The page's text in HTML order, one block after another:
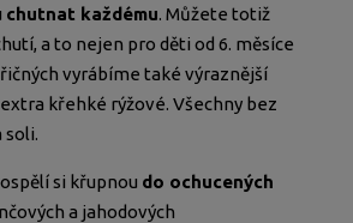
chutnat každému. Můžete totiž
a to nejen pro děti od 6. měsíce
vyrábíme také výraznější
křehké rýžové. Všechny bez
soli.
si křupnou do ochucených
a jahodových